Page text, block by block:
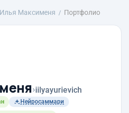
Илья Максименя Портфолио
›iilyayurievich
Нейросаммари